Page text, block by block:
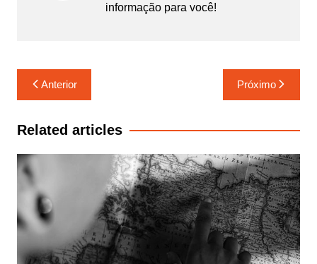
informação para você!
Navegação
de
Post
Anterior Próximo
Related articles